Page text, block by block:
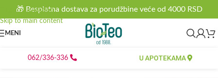
Skip to navigation
Skip to main content
🎁 Besplatna dostava za porudžbine veće od 4000 RSD
MENI
062/336-336 U APOTEKAMA